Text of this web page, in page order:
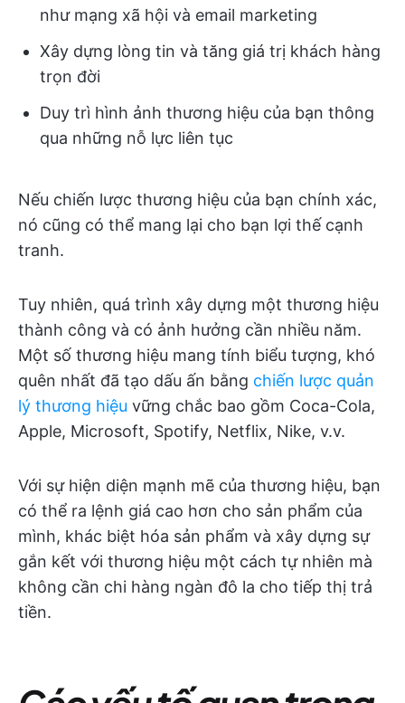
như mạng xã hội và email marketing
Xây dựng lòng tin và tăng giá trị khách hàng
trọn đời
Duy trì hình ảnh thương hiệu của bạn thông
qua những nỗ lực liên tục
Nếu chiến lược thương hiệu của bạn chính xác,
nó cũng có thể mang lại cho bạn lợi thế cạnh
tranh.
Tuy nhiên, quá trình xây dựng một thương hiệu
thành công và có ảnh hưởng cần nhiều năm.
Một số thương hiệu mang tính biểu tượng, khó
quên nhất đã tạo dấu ấn bằng chiến lược quản
lý thương hiệu vững chắc bao gồm Coca-Cola,
Apple, Microsoft, Spotify, Netflix, Nike, v.v.
Với sự hiện diện mạnh mẽ của thương hiệu, bạn
có thể ra lệnh giá cao hơn cho sản phẩm của
mình, khác biệt hóa sản phẩm và xây dựng sự
gắn kết với thương hiệu một cách tự nhiên mà
không cần chi hàng ngàn đô la cho tiếp thị trả
tiền.